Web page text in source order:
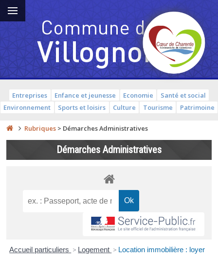
Entreprises Enfance et jeunesse Economie
Santé et social
Environnement
Sports et loisirs Culture Tourisme Patrimoine
Rubriques > Démarches Administratives
Démarches Administratives
Accueil particuliers > Logement > Location immobilière : loyer